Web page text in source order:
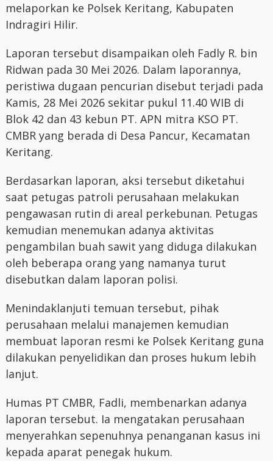
melaporkan ke Polsek Keritang, Kabupaten
Indragiri Hilir.
Laporan tersebut disampaikan oleh Fadly R. bin
Ridwan pada 30 Mei 2026. Dalam laporannya,
peristiwa dugaan pencurian disebut terjadi pada
Kamis, 28 Mei 2026 sekitar pukul 11.40 WIB di
Blok 42 dan 43 kebun PT. APN mitra KSO PT.
CMBR yang berada di Desa Pancur, Kecamatan
Keritang.
Berdasarkan laporan, aksi tersebut diketahui
saat petugas patroli perusahaan melakukan
pengawasan rutin di areal perkebunan. Petugas
kemudian menemukan adanya aktivitas
pengambilan buah sawit yang diduga dilakukan
oleh beberapa orang yang namanya turut
disebutkan dalam laporan polisi.
Menindaklanjuti temuan tersebut, pihak
perusahaan melalui manajemen kemudian
membuat laporan resmi ke Polsek Keritang guna
dilakukan penyelidikan dan proses hukum lebih
lanjut.
Humas PT CMBR, Fadli, membenarkan adanya
laporan tersebut. Ia mengatakan perusahaan
menyerahkan sepenuhnya penanganan kasus ini
kepada aparat penegak hukum.